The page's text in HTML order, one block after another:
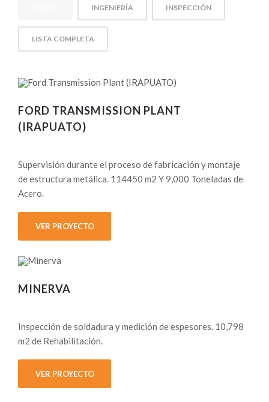
INGENIERÍA INSPECCIÓN
LISTA COMPLETA
FORD TRANSMISSION PLANT
(IRAPUATO)
Supervisión durante el proceso de fabricación y montaje
de estructura metálica. 114450 m2 Y 9,000 Toneladas de
Acero.
VER PROYECTO
MINERVA
Inspección de soldadura y medición de espesores. 10,798
m2 de Rehabilitación.
VER PROYECTO